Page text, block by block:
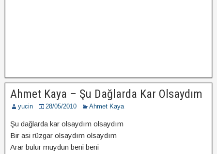
Ahmet Kaya – Şu Dağlarda Kar Olsaydım
yucin 28/05/2010 Ahmet Kaya
Şu dağlarda kar olsaydım olsaydım
Bir asi rüzgar olsaydım olsaydım
Arar bulur muydun beni beni